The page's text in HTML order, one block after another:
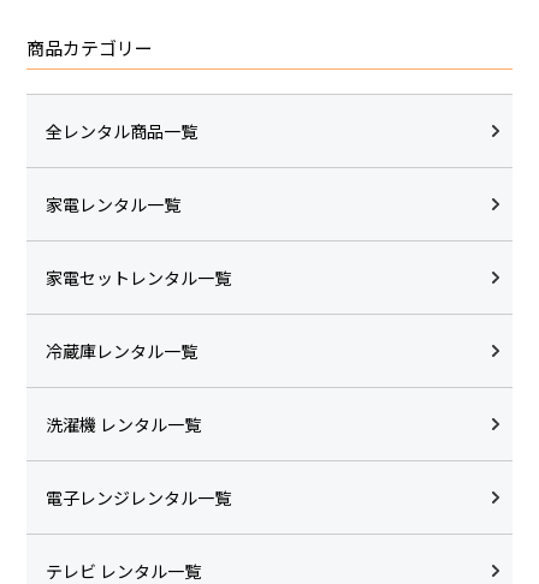
商品カテゴリー
全レンタル商品一覧
家電レンタル一覧
家電セットレンタル一覧
冷蔵庫レンタル一覧
洗濯機 レンタル一覧
電子レンジレンタル一覧
テレビ レンタル一覧